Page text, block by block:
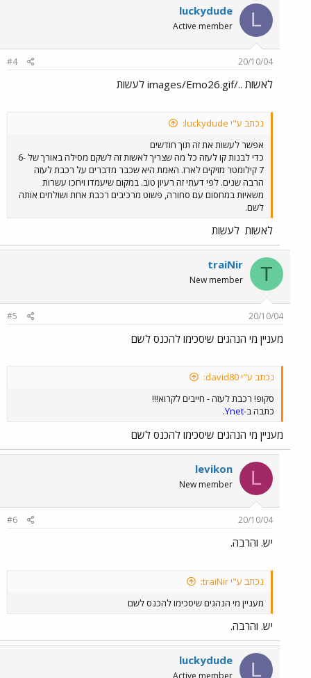
L
luckydude
Active member
20/10/04
#4
לאשות ../images/Emo26.gif לעשות
נכתב ע"י luckydude:
אפשר לעשות את זה תוך חודשים
כדי לבנות קו לעזה כל מה שצריך לאשות זה לשקם מסילה באורך של 6-
7 קילומטר מזיקים לארז. האמת היא שכבר מדברים על רכבת לעזה
הרבה שנים. לפי דעתי זה רעיון טוב. במקום שיעמדו ויחכו עשרות
משאיות במחסום עם סחורה, פשוט מרכיבים רכבת אחת ושולחים אותה
לשם.
לאשות לעשות
T
traiNir
New member
20/10/04
#5
מעניין מי הנהגים שיסכימו להכנס לשם
נכתב ע"י david80:
סקופ! רכבת לעזה - חייבים לקרוא!!!
כתבה ב-Ynet
.
מעניין מי הנהגים שיסכימו להכנס לשם
L
levikon
New member
20/10/04
#6
יש. והרבה.
נכתב ע"י traiNir:
מעניין מי הנהגים שיסכימו להכנס לשם
יש. והרבה.
L
luckydude
Active member